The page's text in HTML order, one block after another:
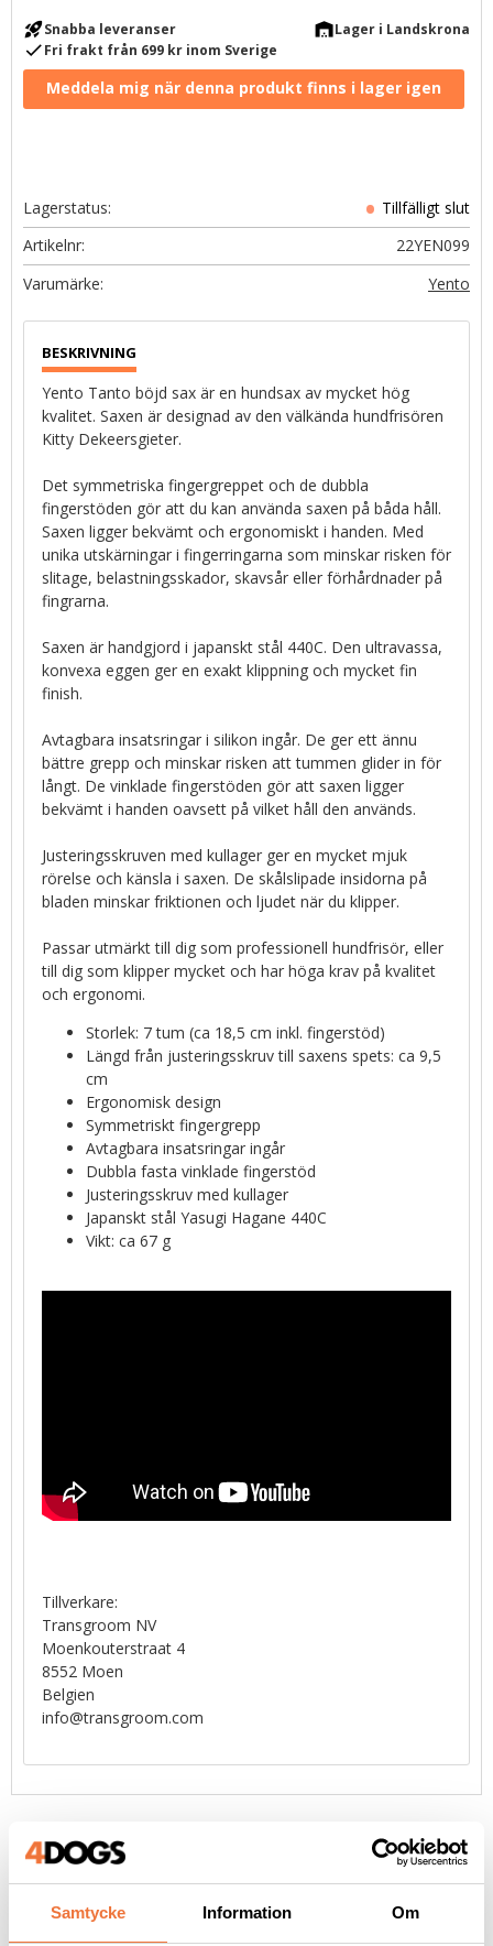
Samtycke Information Om
rocket_launchSnabba leveranser warehouseLager i Landskrona
checkFri frakt från 699 kr inom Sverige
Lagerstatus
Artikelnr
22YEN099
Yento
Yento Tanto böjd sax är en hundsax av mycket hög
kvalitet. Saxen är designad av den välkända hundfrisören
Kitty Dekeersgieter.
Det symmetriska fingergreppet och de dubbla
fingerstöden gör att du kan använda saxen på båda håll.
Saxen ligger bekvämt och ergonomiskt i handen. Med
unika utskärningar i fingerringarna som minskar risken för
slitage, belastningsskador, skavsår eller förhårdnader på
fingrarna.
Saxen är handgjord i japanskt stål 440C. Den ultravassa,
konvexa eggen ger en exakt klippning och mycket fin
finish.
Avtagbara insatsringar i silikon ingår. De ger ett ännu
bättre grepp och minskar risken att tummen glider in för
långt. De vinklade fingerstöden gör att saxen ligger
bekvämt i handen oavsett på vilket håll den används.
Justeringsskruven med kullager ger en mycket mjuk
rörelse och känsla i saxen. De skålslipade insidorna på
bladen minskar friktionen och ljudet när du klipper.
Passar utmärkt till dig som professionell hundfrisör, eller
till dig som klipper mycket och har höga krav på kvalitet
och ergonomi.
Storlek: 7 tum (ca 18,5 cm inkl. fingerstöd)
Längd från justeringsskruv till saxens spets: ca 9,5
cm
Ergonomisk design
Symmetriskt fingergrepp
Avtagbara insatsringar ingår
Dubbla fasta vinklade fingerstöd
Justeringsskruv med kullager
Japanskt stål Yasugi Hagane 440C
Vikt: ca 67 g
Tillverkare:
Transgroom NV
Moenkouterstraat 4
8552 Moen
Belgien
info@transgroom.com